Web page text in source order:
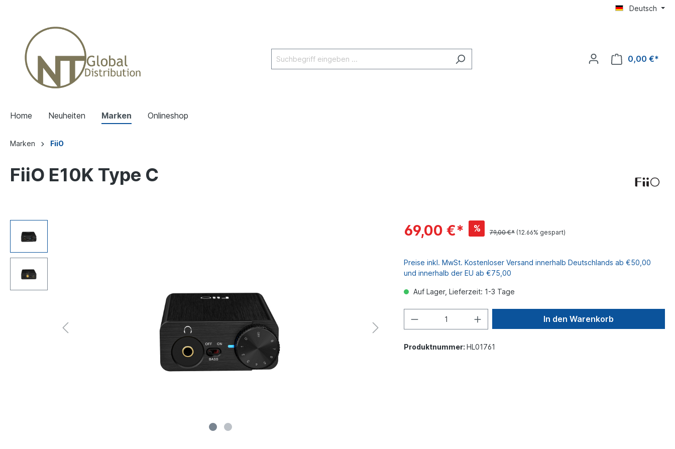
Deutsch
0,00 €*
Home Neuheiten Marken Onlineshop
Marken FiiO
FiiO E10K Type C
69,00 €* % 79,00 €* (12.66% gespart)
Preise inkl. MwSt. Kostenloser Versand innerhalb Deutschlands ab €50,00
und innerhalb der EU ab €75,00
Auf Lager, Lieferzeit: 1-3 Tage
In den Warenkorb
Produktnummer: HL01761